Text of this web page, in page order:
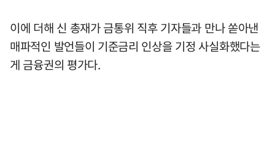
이에 더해 신 총재가 금통위 직후 기자들과 만나 쏟아낸
매파적인 발언들이 기준금리 인상을 기정 사실화했다는
게 금융권의 평가다.